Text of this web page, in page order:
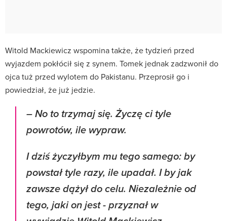
Witold Mackiewicz wspomina także, że tydzień przed
wyjazdem pokłócił się z synem. Tomek jednak zadzwonił do
ojca tuż przed wylotem do Pakistanu. Przeprosił go i
powiedział, że już jedzie.
– No to trzymaj się. Życzę ci tyle
powrotów, ile wypraw.
I dziś życzyłbym mu tego samego: by
powstał tyle razy, ile upadał. I by jak
zawsze dążył do celu. Niezależnie od
tego, jaki on jest - przyznał w